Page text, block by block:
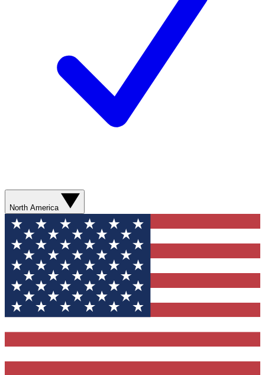
North America